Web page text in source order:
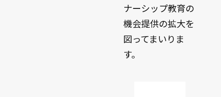
ナーシップ教育の
機会提供の拡大を
図ってまいりま
す。